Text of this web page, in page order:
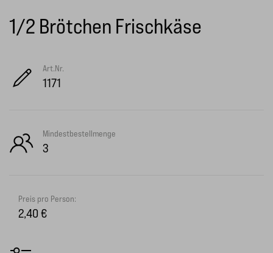
1/2 Brötchen Frischkäse
Art.Nr.
1171
Mindestbestellmenge
3
Preis pro Person:
2,40 €